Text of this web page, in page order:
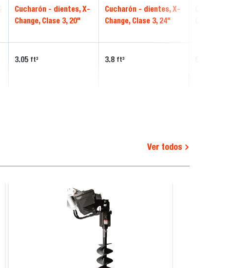
Cucharón - dientes, X-
Change, Clase 3, 20"
Cucharón - dientes, X-
Change, Clase 3, 24"
3.05 ft³ 3.8 ft³
Ver todos